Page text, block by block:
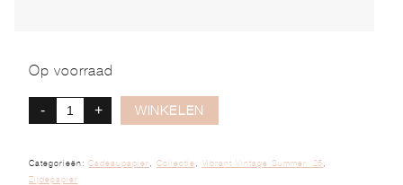
Op voorraad
- + WINKELEN
Categorieën:Cadeaupapier Collectie Vibrant Vintage Summer '25
Zijdepapier